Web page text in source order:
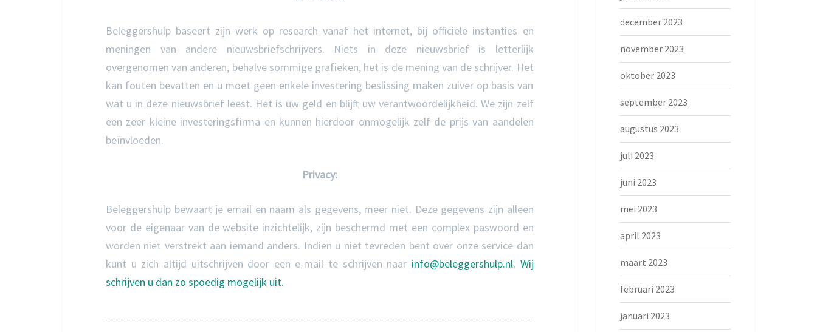
Beleggershulp baseert zijn werk op research vanaf het internet, bij officiële instanties en
meningen van andere nieuwsbriefschrijvers. Niets in deze nieuwsbrief is letterlijk
overgenomen van anderen, behalve sommige grafieken, het is de mening van de schrijver. Het
kan fouten bevatten en u moet geen enkele investering beslissing maken zuiver op basis van
wat u in deze nieuwsbrief leest. Het is uw geld en blijft uw verantwoordelijkheid. We zijn zelf
een zeer kleine investeringsfirma en kunnen hierdoor onmogelijk zelf de prijs van aandelen
beïnvloeden.
Privacy:
Beleggershulp bewaart je email en naam als gegevens, meer niet. Deze gegevens zijn alleen
voor de eigenaar van de website inzichtelijk, zijn beschermd met een complex paswoord en
worden niet verstrekt aan iemand anders. Indien u niet tevreden bent over onze service dan
kunt u zich altijd uitschrijven door een e-mail te schrijven naar info@beleggershulp.nl. Wij
schrijven u dan zo spoedig mogelijk uit.
december 2023
november 2023
oktober 2023
september 2023
augustus 2023
juli 2023
juni 2023
mei 2023
april 2023
maart 2023
februari 2023
januari 2023